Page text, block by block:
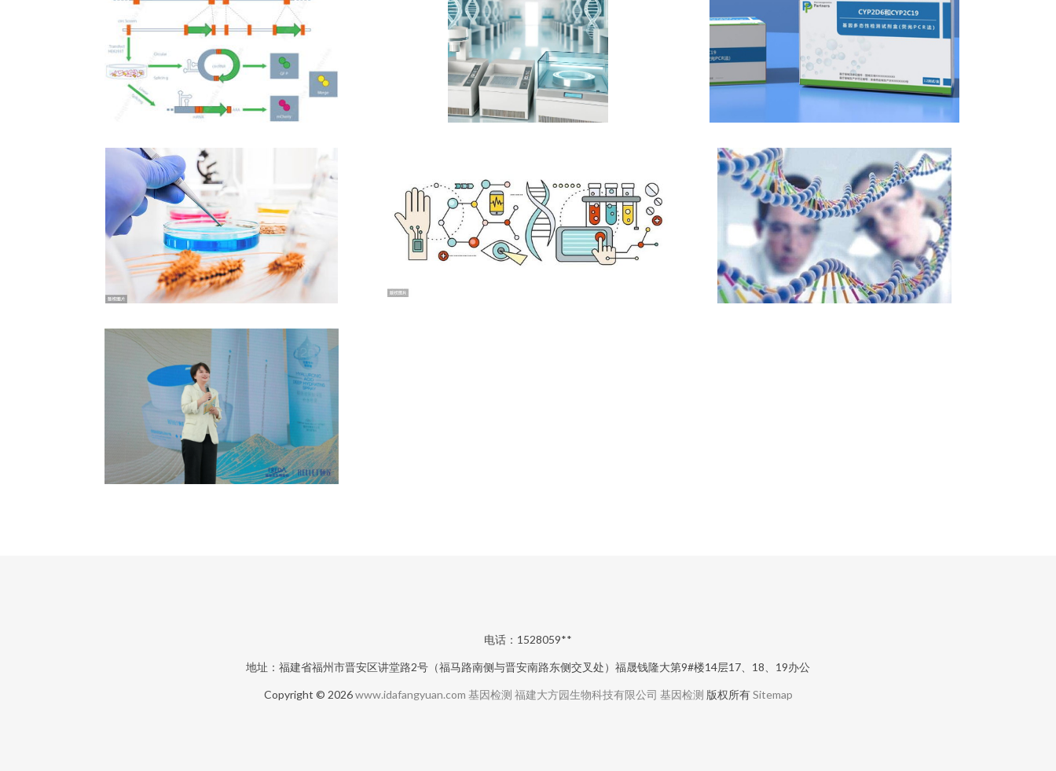
电话：1528059**
地址：福建省福州市晋安区讲堂路2号（福马路南侧与晋安南路东侧交叉处）福晟钱隆大第9#楼14层17、18、19办公
Copyright © 2026www.idafangyuan.com 基因检测 福建大方园生物科技有限公司 基因检测 版权所有Sitemap